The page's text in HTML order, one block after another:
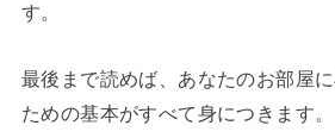
す。
最後まで読めば、あなたのお部屋
ための基本がすべて身につきます。